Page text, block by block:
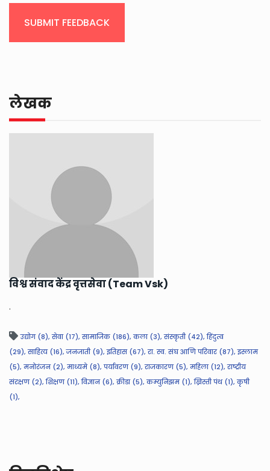
SUBMIT FEEDBACK
लेखक
विश्व संवाद केंद्र वृत्तसेवा (team Vsk)
.
उद्योग (8), सेवा (17), सामाजिक (186), कला (3), संस्कृती (42), हिंदुत्व
(29), साहित्य (16), जनजाती (9), इतिहास (67), रा. स्व. संघ आणि परिवार (87), इस्लाम
(5), मनोरंजन (2), माध्यमे (8), पर्यावरण (9), राजकारण (5), महिला (12), राष्ट्रीय
संरक्षण (2), शिक्षण (11), विज्ञान (6), क्रीडा (5), कम्युनिझम (1), ख्रिस्ती पंथ (1), कृषी
(1),